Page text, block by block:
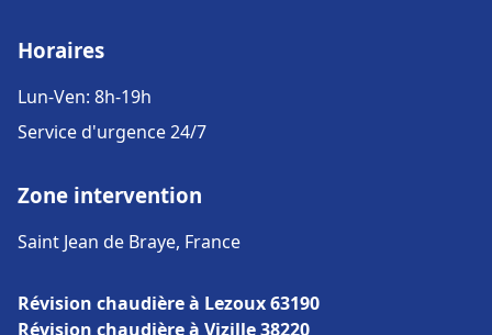
Horaires
Lun-Ven: 8h-19h
Service d'urgence 24/7
Zone intervention
Saint Jean de Braye, France
Révision chaudière à Lezoux 63190
Révision chaudière à Vizille 38220